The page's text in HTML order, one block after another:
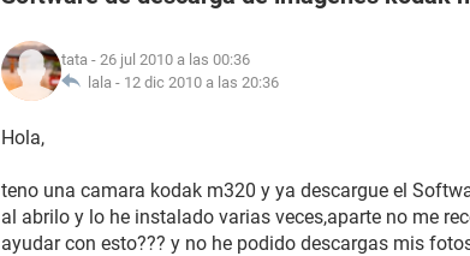
tata - 26 jul 2010 a las 00:36
lala - 12 dic 2010 a las 20:36
Hola,
teno una camara kodak m320 y ya descargue el
al abrilo y lo he instalado varias veces,aparte no me
ayudar con esto??? y no he podido descargas mis